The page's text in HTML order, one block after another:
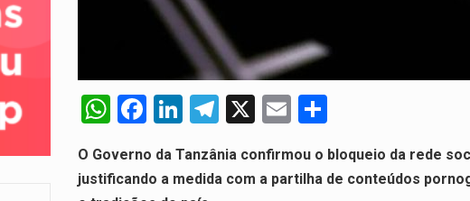
W
at
F
ce
Li
ke
T
e
X
E
ail ar
O Governo da Tanzânia confirmou o bloqueio da rede
justificando a medida com a partilha de conteúdos